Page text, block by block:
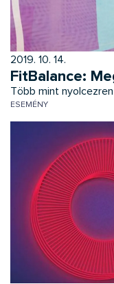
2019. 10. 14.
FitBalance:
Több mint
ESEMÉNY